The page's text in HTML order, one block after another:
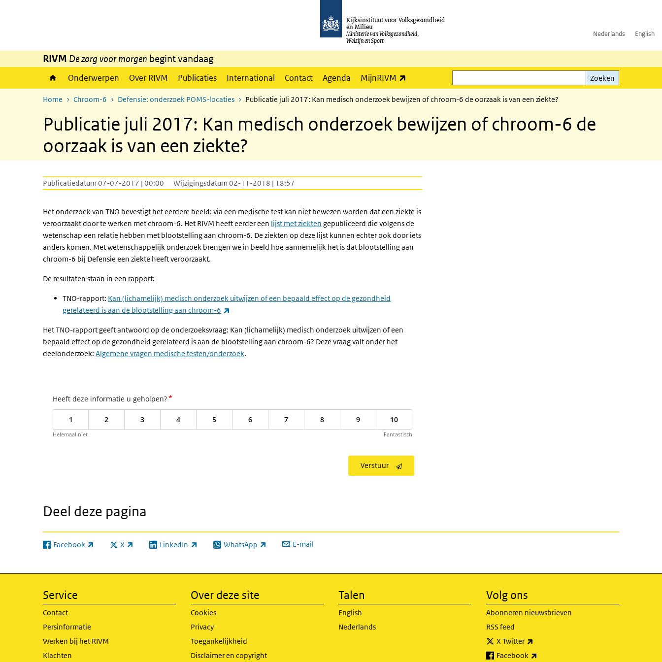
Rijksinstituut voor Volksgezondheid
en Milieu
Ministerie van Volksgezondheid,
Welzijn en Sport
Nederlands English
RIVM De zorg voor morgen begint vandaag
Onderwerpen Over RIVM Publicaties International Contact Agenda MijnRIVM
Zoeken
Zoeken
Home Chroom-6 Defensie: onderzoek POMS-locaties Publicatie juli 2017: Kan medisch onderzoek bewijzen of chroom-6 de oorzaak is van een ziekte?
Publicatie juli 2017: Kan medisch onderzoek bewijzen of chroom-6 de
oorzaak is van een ziekte?
Publicatiedatum 07-07-2017 | 00:00 Wijzigingsdatum 02-11-2018 | 18:57
Het onderzoek van TNO bevestigt het eerdere beeld: via een medische test kan niet bewezen worden dat een ziekte is
veroorzaakt door te werken met chroom-6. Het RIVM heeft eerder een lijst met ziekten gepubliceerd die volgens de
wetenschap een relatie hebben met blootstelling aan chroom-6. De ziekten op deze lijst kunnen echter ook door iets
anders komen. Met wetenschappelijk onderzoek brengen we in beeld hoe aannemelijk het is dat blootstelling aan
chroom-6 bij Defensie een ziekte heeft veroorzaakt.
De resultaten staan in een rapport:
TNO-rapport: Kan (lichamelijk) medisch onderzoek uitwijzen of een bepaald effect op de gezondheid
gerelateerd is aan de blootstelling aan chroom-6
Het TNO-rapport geeft antwoord op de onderzoeksvraag: Kan (lichamelijk) medisch onderzoek uitwijzen of een
bepaald effect op de gezondheid gerelateerd is aan de blootstelling aan chroom-6? Deze vraag valt onder het
deelonderzoek: Algemene vragen medische testen/onderzoek.
Heeft deze informatie u geholpen?*
1 2 3 4 5 6 7 8 9 10
Helemaal niet Fantastisch
Verstuur
Deel deze pagina
Facebook
(externe link) X
(externe link) LinkedIn
(externe link) WhatsApp
(externe link) E-mail
Service
Contact
Persinformatie
Werken bij het RIVM
Klachten
Over deze site
Cookies
Privacy
Toegankelijkheid
Disclaimer en copyright
Talen
English
Nederlands
Volg ons
Abonneren nieuwsbrieven
RSS feed
X Twitter
Facebook